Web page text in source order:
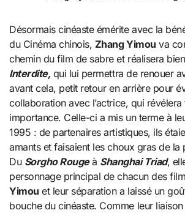
Désormais cinéaste émérite avec la
du Cinéma chinois, Zhang Yimou va
chemin du film de sabre et réalisera
Interdite,qui lui permettra de renouer
avant cela, petit retour en arrière pour
collaboration avec l’actrice, qui
importance. Celle-ci a mis un terme à
1995 : de partenaires artistiques, ils
amants et faisaient les choux gras de la
Du Sorgho Rougeà Shanghai Triad,
personnage principal de chacun des
Yimou et leur séparation a laissé un
bouche du cinéaste. Comme leur